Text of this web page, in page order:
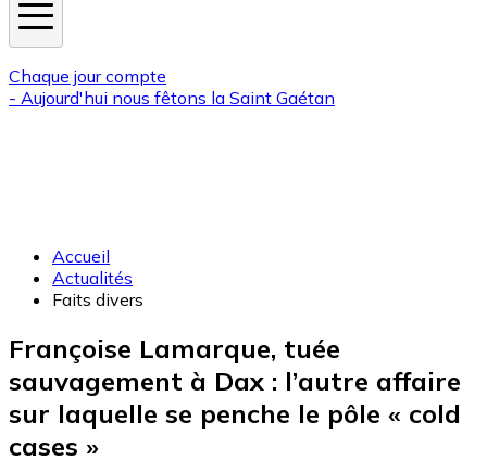
Chaque jour compte
- Aujourd'hui nous fêtons la Saint Gaétan
Accueil
Actualités
Faits divers
Françoise Lamarque, tuée
sauvagement à Dax : l’autre affaire
sur laquelle se penche le pôle « cold
cases »